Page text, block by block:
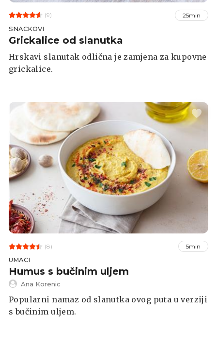
(9) 25min
SNACKOVI
Grickalice od slanutka
Hrskavi slanutak odlična je zamjena za kupovne
grickalice.
(8) 5min
UMACI
Humus s bučinim uljem
Ana Korenic
Popularni namaz od slanutka ovog puta u verziji
s bučinim uljem.